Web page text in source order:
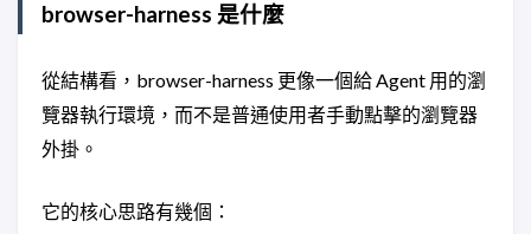
browser-harness 是什麼
從結構看，browser-harness 更像一個給 Agent 用的瀏
覽器執行環境，而不是普通使用者手動點擊的瀏覽器
外掛。
它的核心思路有幾個：